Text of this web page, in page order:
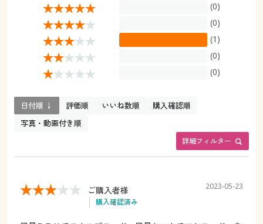
ご利用ガイド
よくある質問とお問い合わせ
よくある質問とお問い合わせ
(0)
(0)
(1)
(0)
(0)
詳細フィルター
日付順 ↓ 評価順 いいね数順
購入確認順
写真・動画付き順
ご購入者様
購入確認済み
2023-05-23